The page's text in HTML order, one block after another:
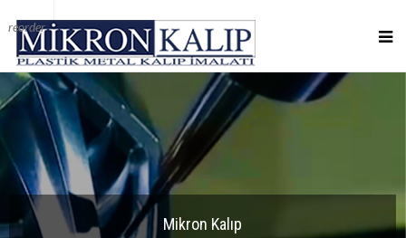
reorder
Mikron Kalıp